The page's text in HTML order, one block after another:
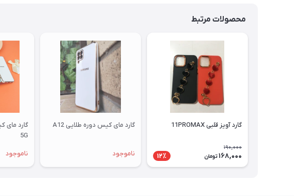
محصولات مرتبط
گارد آویز قلبی 11PROMAX
190,000
168,000 تومان 12٪
گارد مای کیس دوره طلایی A12
ناموجود
5G
ناموجود